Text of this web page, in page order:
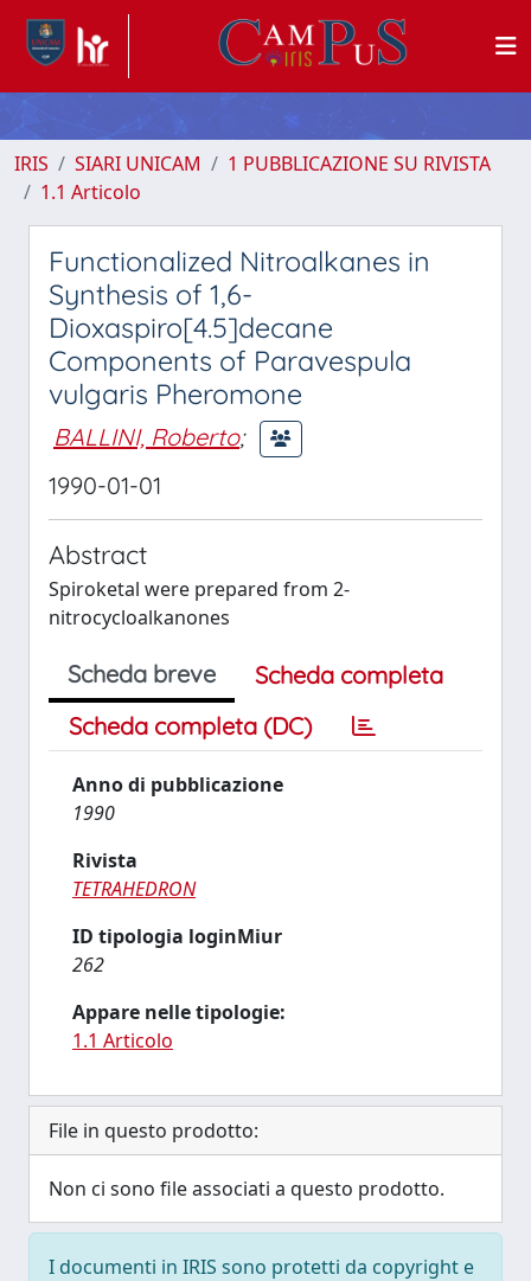
IRIS SIARI UNICAM
1 PUBBLICAZIONE SU RIVISTA
1.1 Articolo
Functionalized Nitroalkanes in
Synthesis of 1,6-
Dioxaspiro[4.5]decane
Components of Paravespula
vulgaris Pheromone
BALLINI, Roberto;
1990-01-01
Abstract
Spiroketal were prepared from 2-
nitrocycloalkanones
Scheda breve
Scheda completa
Scheda completa (DC)
Anno di pubblicazione
1990
Rivista
TETRAHEDRON
ID tipologia loginMiur
262
Appare nelle tipologie:
1.1 Articolo
File in questo prodotto:
Non ci sono file associati a questo prodotto.
I documenti in IRIS sono protetti da copyright e